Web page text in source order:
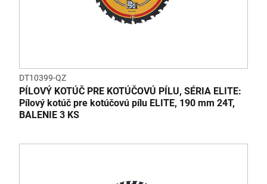
DT10399-QZ
PÍLOVÝ KOTÚČ PRE KOTÚČOVÚ PÍLU, SÉRIA ELITE:
Pílový kotúč pre kotúčovú pílu ELITE, 190 mm 24T,
BALENIE 3 KS